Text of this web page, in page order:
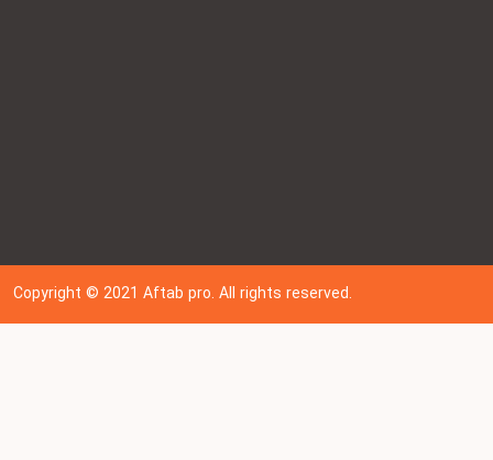
Copyright © 202 1Aftab pro. All rights reserved.